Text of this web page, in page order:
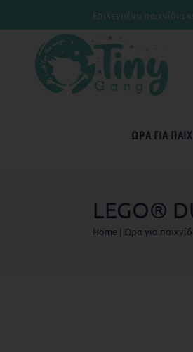
Επιλεγμένα παιχνίδια
ΏΡΑ ΓΙΑ
LEGO®
Home | Ώρα για παιχνίδι